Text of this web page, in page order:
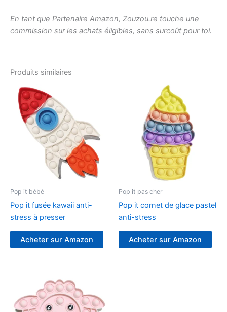
En tant que Partenaire Amazon, Zouzou.re touche une
commission sur les achats éligibles, sans surcoût pour toi.
Produits similaires
Pop it bébé
Pop it fusée kawaii anti-
stress à presser
Acheter sur Amazon
Pop it pas cher
Pop it cornet de glace pastel
anti-stress
Acheter sur Amazon